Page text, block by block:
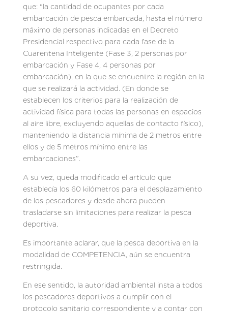
que: “la cantidad de ocupantes por cada
embarcación de pesca embarcada, hasta el número
máximo de personas indicadas en el Decreto
Presidencial respectivo para cada fase de la
Cuarentena Inteligente (Fase 3, 2 personas por
embarcación y Fase 4, 4 personas por
embarcación), en la que se encuentre la región en la
que se realizará la actividad. (En donde se
establecen los criterios para la realización de
actividad física para todas las personas en espacios
al aire libre, excluyendo aquellas de contacto físico),
manteniendo la distancia mínima de 2 metros entre
ellos y de 5 metros mínimo entre las
embarcaciones”.
A su vez, queda modificado el artículo que
establecía los 60 kilómetros para el desplazamiento
de los pescadores y desde ahora pueden
trasladarse sin limitaciones para realizar la pesca
deportiva.
Es importante aclarar, que la pesca deportiva en la
modalidad de COMPETENCIA, aún se encuentra
restringida.
En ese sentido, la autoridad ambiental insta a todos
los pescadores deportivos a cumplir con el
protocolo sanitario correspondiente y a contar con